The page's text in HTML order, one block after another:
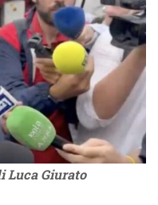
Luca Giurato